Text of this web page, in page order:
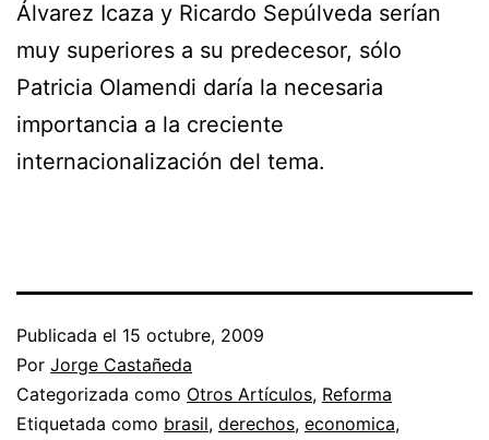
Álvarez Icaza y Ricardo Sepúlveda serían
muy superiores a su predecesor, sólo
Patricia Olamendi daría la necesaria
importancia a la creciente
internacionalización del tema.
Publicada el 15 octubre, 2009
Por Jorge Castañeda
Categorizada como Otros Artículos, Reforma
Etiquetada como brasil, derechos, economica,